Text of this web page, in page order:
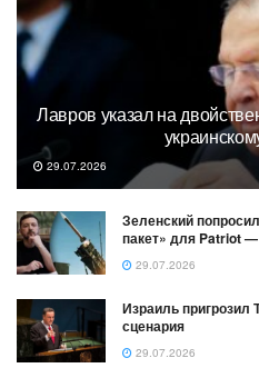
Лавров указал на
29.07.2026
Зеленский
пакет» для Patriot
29.07.2026
Израиль пригрозил
сценария
29.07.2026